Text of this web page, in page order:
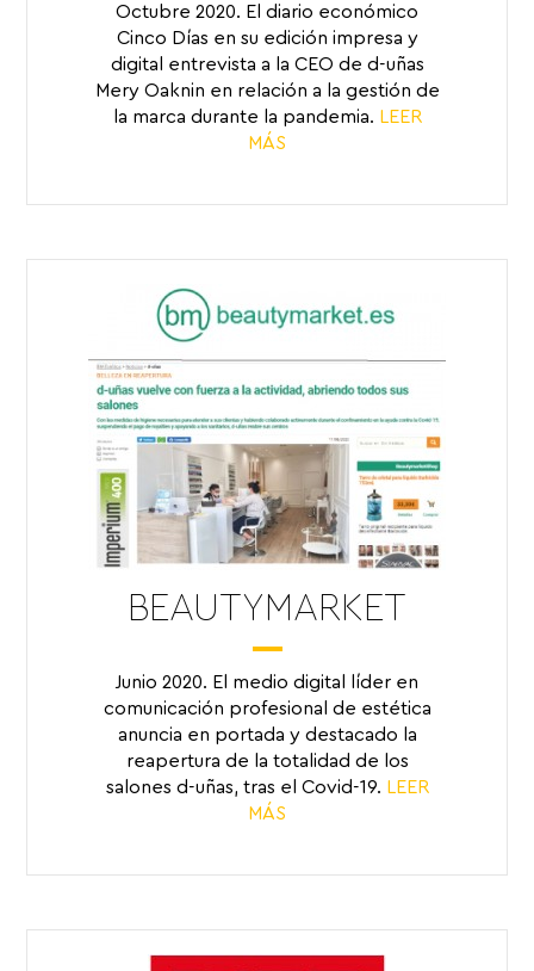
Octubre 2020. El diario económico
Cinco Días en su edición impresa y
digital entrevista a la CEO de d-uñas
Mery Oaknin en relación a la gestión de
la marca durante la pandemia. LEER
MÁS
BEAUTYMARKET
Junio 2020. El medio digital líder en
comunicación profesional de estética
anuncia en portada y destacado la
reapertura de la totalidad de los
salones d-uñas, tras el Covid-19. LEER
MÁS